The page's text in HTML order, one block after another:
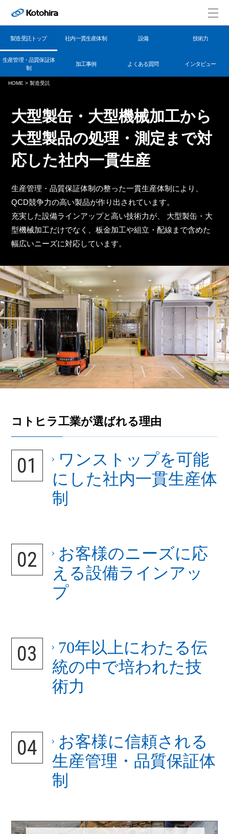
製造受託トップ 社内一貫生産体制 設備 技術力
生産管理・品質保証体
制
加工事例 よくある質問 インタビュー
HOME > 製造受託
大型製缶・大型機械加工から
大型製品の処理・測定まで対
応した社内一貫生産
生産管理・品質保証体制の整った一貫生産体制により、
QCD競争力の高い製品が作り出されています。
充実した設備ラインアップと高い技術力が、 大型製缶・大
型機械加工だけでなく、板金加工や組立・配線まで含めた
幅広いニーズに対応しています。
コトヒラ工業が選ばれる理由
ワンストップを可能
にした社内一貫生産体
制
お客様のニーズに応
える設備ラインアッ
プ
70年以上にわたる伝
統の中で培われた技
術力
お客様に信頼される
生産管理・品質保証体
制